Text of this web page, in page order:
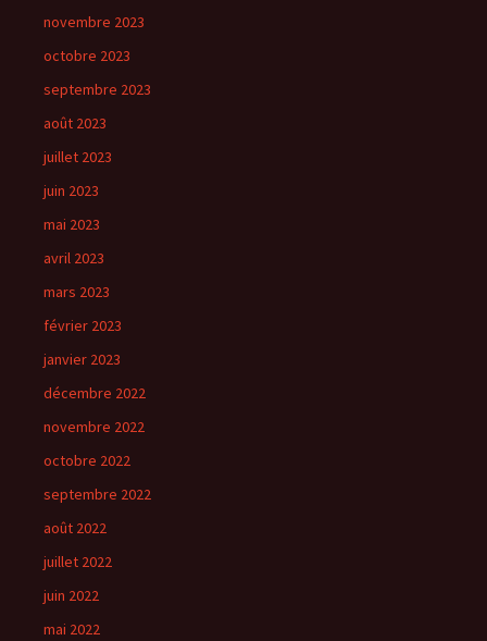
novembre 2023
octobre 2023
septembre 2023
août 2023
juillet 2023
juin 2023
mai 2023
avril 2023
mars 2023
février 2023
janvier 2023
décembre 2022
novembre 2022
octobre 2022
septembre 2022
août 2022
juillet 2022
juin 2022
mai 2022